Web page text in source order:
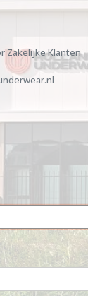
Zakelijke Klanten